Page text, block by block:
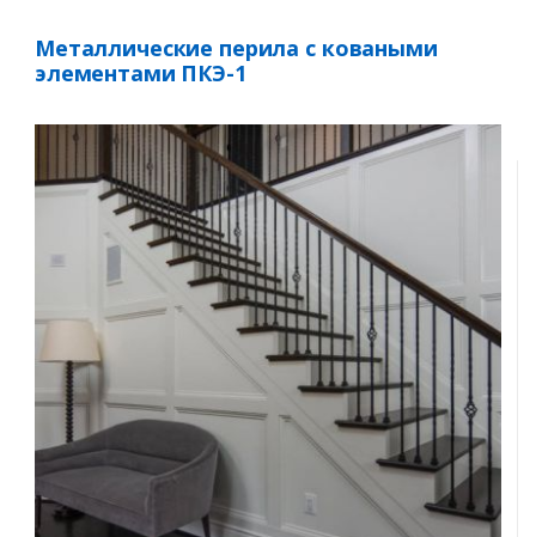
Металлические перила с коваными
элементами ПКЭ-1